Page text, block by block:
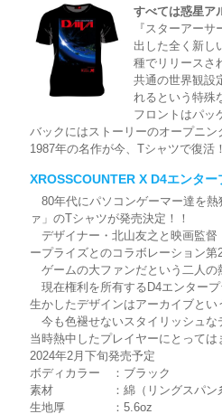
すべては惑星ア
『スターアー
出した全く新し
種でリリースさ
共通の世界観設
れるという特殊
フロントはパッ
バックにはストーリーのオープニ
1987年の名作が今、Tシャツで復活
XROSSCOUNTER X D4エンタ
80年代にパソコンゲーマー達を熱
ァ」のTシャツが発売決定！！
デザイナー・北山友之と映画監督
ープライズとのコラボレーション第
ゲームの大ファンだという二人の
現在権利を所有するD4エンター
生かしたデザインはアーカイブと
今も色褪せないスタイリッシュな
当時熱中したプレイヤーにとって
2024年2月下旬発売予定
ボディカラー ：ブラック
素材 ：綿（リングスパン糸
生地厚 ：5.6oz